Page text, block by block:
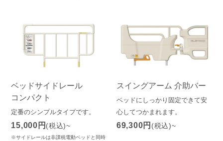
ベッドサイドレール
コンパクト
定番のシンプルタイプです。
15,000円 (税込)~
※サイドレールは非課税電動ベッドと同時
スイングアーム 介助バー
ベッドにしっかり固定できて安
心してつかまれます。
69,300円 (税込)~